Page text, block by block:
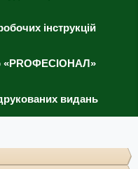
інструкцій
«PROФЕСІОНАЛ»
видань